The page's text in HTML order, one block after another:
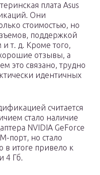
плата Asus
Они
стоимостью, но
поддержкой
т. д. Кроме того,
отзывы, а
это связано, трудно
идентичных
считается
стало наличие
NVIDIA GeForce
порт, но стало
в итоге привело к
4 Гб.